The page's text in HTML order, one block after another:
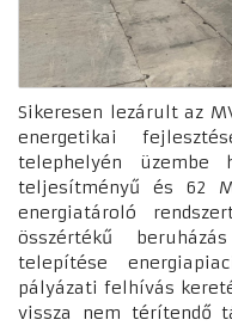
Sikeresen lezárult az
energetikai
telephelyén üzembe
teljesítményű és 62
energiatároló
összértékű
telepítése
pályázati felhívás
vissza nem térítendő